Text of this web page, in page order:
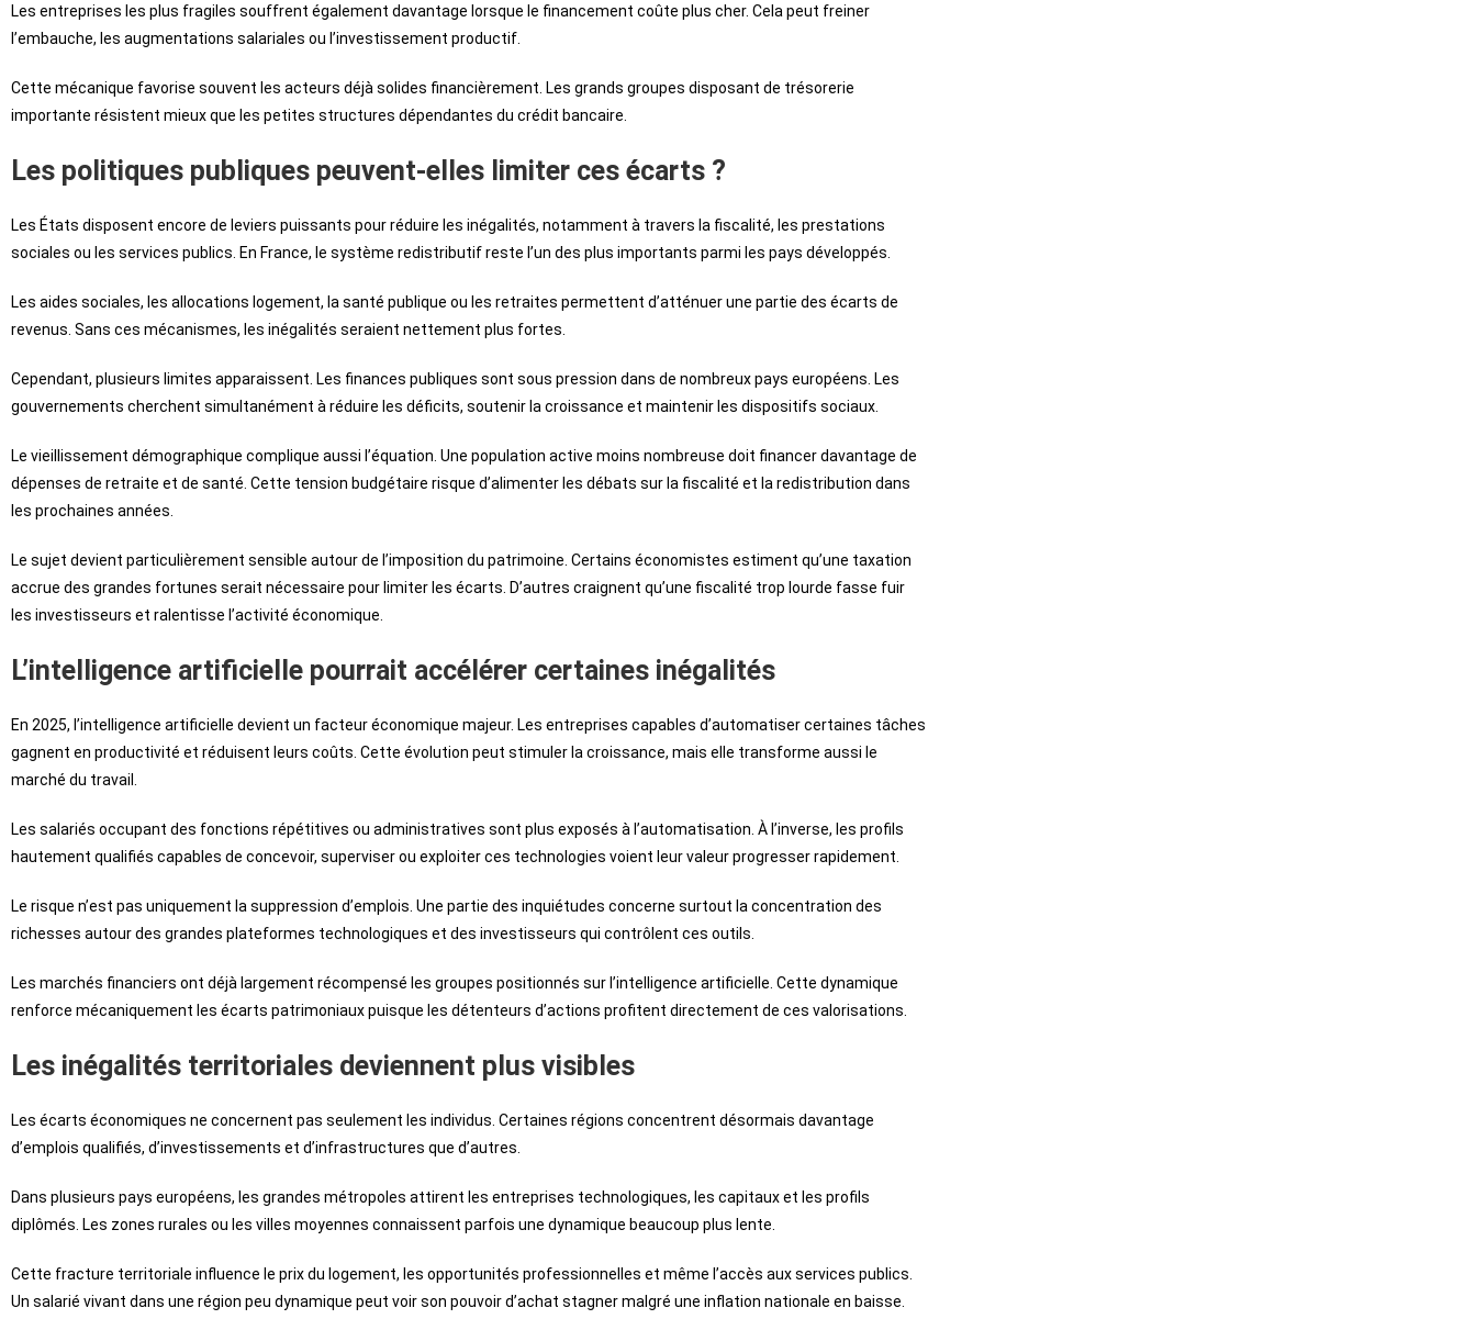
Les entreprises les plus fragiles souffrent également davantage lorsque le financement coûte plus cher. Cela peut freiner
l’embauche, les augmentations salariales ou l’investissement productif.
Cette mécanique favorise souvent les acteurs déjà solides financièrement. Les grands groupes disposant de trésorerie
importante résistent mieux que les petites structures dépendantes du crédit bancaire.
Les politiques publiques peuvent-elles limiter ces écarts ?
Les États disposent encore de leviers puissants pour réduire les inégalités, notamment à travers la fiscalité, les prestations
sociales ou les services publics. En France, le système redistributif reste l’un des plus importants parmi les pays développés.
Les aides sociales, les allocations logement, la santé publique ou les retraites permettent d’atténuer une partie des écarts de
revenus. Sans ces mécanismes, les inégalités seraient nettement plus fortes.
Cependant, plusieurs limites apparaissent. Les finances publiques sont sous pression dans de nombreux pays européens. Les
gouvernements cherchent simultanément à réduire les déficits, soutenir la croissance et maintenir les dispositifs sociaux.
Le vieillissement démographique complique aussi l’équation. Une population active moins nombreuse doit financer davantage de
dépenses de retraite et de santé. Cette tension budgétaire risque d’alimenter les débats sur la fiscalité et la redistribution dans
les prochaines années.
Le sujet devient particulièrement sensible autour de l’imposition du patrimoine. Certains économistes estiment qu’une taxation
accrue des grandes fortunes serait nécessaire pour limiter les écarts. D’autres craignent qu’une fiscalité trop lourde fasse fuir
les investisseurs et ralentisse l’activité économique.
L’intelligence artificielle pourrait accélérer certaines inégalités
En 2025, l’intelligence artificielle devient un facteur économique majeur. Les entreprises capables d’automatiser certaines tâches
gagnent en productivité et réduisent leurs coûts. Cette évolution peut stimuler la croissance, mais elle transforme aussi le
marché du travail.
Les salariés occupant des fonctions répétitives ou administratives sont plus exposés à l’automatisation. À l’inverse, les profils
hautement qualifiés capables de concevoir, superviser ou exploiter ces technologies voient leur valeur progresser rapidement.
Le risque n’est pas uniquement la suppression d’emplois. Une partie des inquiétudes concerne surtout la concentration des
richesses autour des grandes plateformes technologiques et des investisseurs qui contrôlent ces outils.
Les marchés financiers ont déjà largement récompensé les groupes positionnés sur l’intelligence artificielle. Cette dynamique
renforce mécaniquement les écarts patrimoniaux puisque les détenteurs d’actions profitent directement de ces valorisations.
Les inégalités territoriales deviennent plus visibles
Les écarts économiques ne concernent pas seulement les individus. Certaines régions concentrent désormais davantage
d’emplois qualifiés, d’investissements et d’infrastructures que d’autres.
Dans plusieurs pays européens, les grandes métropoles attirent les entreprises technologiques, les capitaux et les profils
diplômés. Les zones rurales ou les villes moyennes connaissent parfois une dynamique beaucoup plus lente.
Cette fracture territoriale influence le prix du logement, les opportunités professionnelles et même l’accès aux services publics.
Un salarié vivant dans une région peu dynamique peut voir son pouvoir d’achat stagner malgré une inflation nationale en baisse.